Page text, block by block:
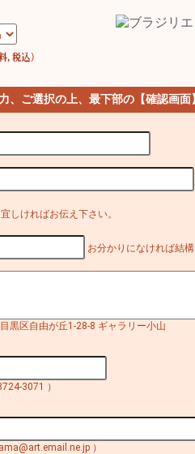
、ご選択の上、最下部の【確認画
宜しければお伝え下さい。
お分かりになければ結
黒区自由が丘1-28-8 ギャラリー小山
3071 ）
）